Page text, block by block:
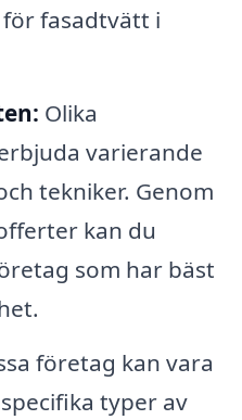
fasadtvätt i
Olika
varierande
tekniker. Genom
kan du
som har bäst
företag kan vara
typer av